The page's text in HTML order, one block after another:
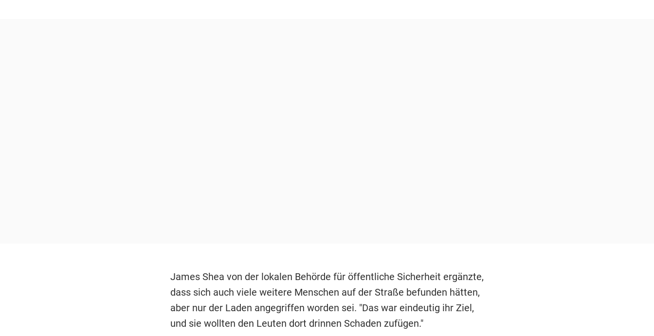
James Shea von der lokalen Behörde für öffentliche Sicherheit ergänzte,
dass sich auch viele weitere Menschen auf der Straße befunden hätten,
aber nur der Laden angegriffen worden sei. "Das war eindeutig ihr Ziel,
und sie wollten den Leuten dort drinnen Schaden zufügen."